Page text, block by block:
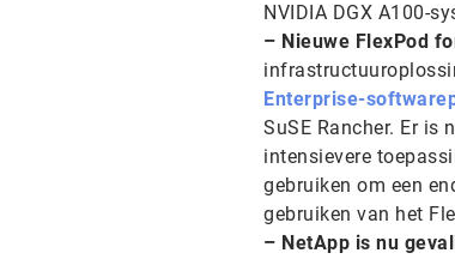
NVIDIA DGX A100-
– Nieuwe FlexPod
Enterprise-
SuSE Rancher. Er is
intensievere
gebruiken om een
gebruiken van het
– NetApp is nu